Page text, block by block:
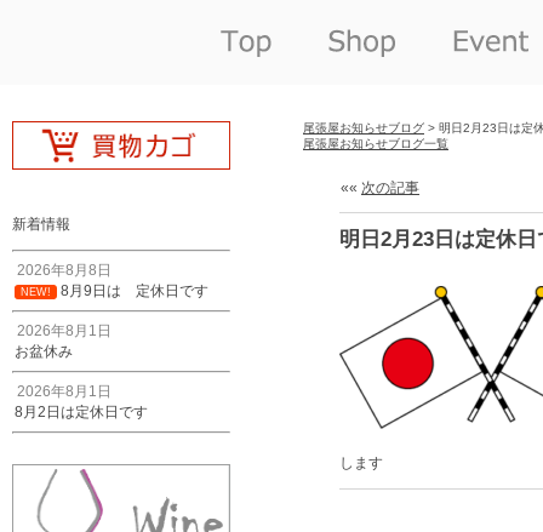
新着情報
2026年8月8日
NEW! 8月9日は 定休日です
2026年8月1日
お盆休み
2026年8月1日
8月2日は定休日です
尾張屋お知らせブログ > 明日2月23日は定
尾張屋お知らせブログ一覧
«« 次の記事
明日2月23日は定休日
します